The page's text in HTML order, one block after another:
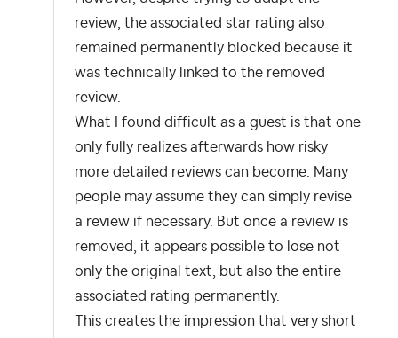
review, the associated star rating also
remained permanently blocked because it
was technically linked to the removed
review.
What I found difficult as a guest is that one
only fully realizes afterwards how risky
more detailed reviews can become. Many
people may assume they can simply revise
a review if necessary. But once a review is
removed, it appears possible to lose not
only the original text, but also the entire
associated rating permanently.
This creates the impression that very short